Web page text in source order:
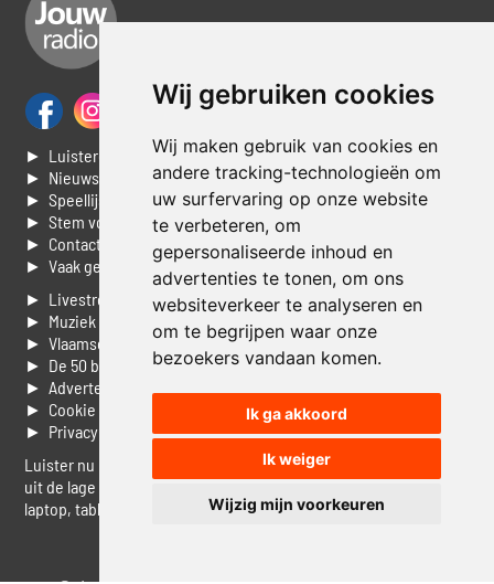
Wij gebruiken cookies
Wij maken gebruik van cookies en
andere tracking-technologieën om
uw surfervaring op onze website
te verbeteren, om
gepersonaliseerde inhoud en
advertenties te tonen, om ons
websiteverkeer te analyseren en
om te begrijpen waar onze
bezoekers vandaan komen.
Ik ga akkoord
Ik weiger
Wijzig mijn voorkeuren
► Luisteren naar Jouwradio
► Nieuws
► Speellijst
► Stem voor de Dag top 3
► Contacteer ons
► Vaak gestelde vragen
► Livestream informatie
► Muziek opzoeken
► Vlaamse 100 Aller tijden
► De 50 beste van...
► Adverteren op Jouwradio
► Cookie voorkeuren wijzigen
► Privacyinformatie
Luister nu naar Jouwradio! De beste Nederlandstalige muziek
uit de lage landen hoor je hier al 20 jaar. In digitale kwaliteit op je
laptop, tablet of smartphone.